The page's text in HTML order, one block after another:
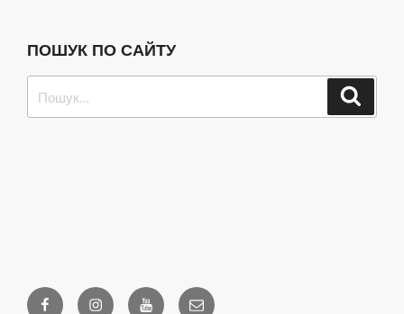
ПОШУК ПО САЙТУ
за
FacebookInstagramYoutubeEmail